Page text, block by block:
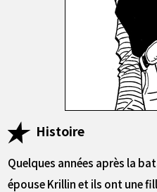
Histoire
Quelques années après la
épouse Krillin et ils ont une